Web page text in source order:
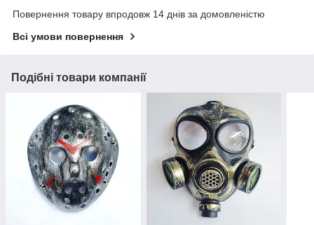
Повернення товару впродовж 14 днів за домовленістю
Всі умови повернення
Подібні товари компанії